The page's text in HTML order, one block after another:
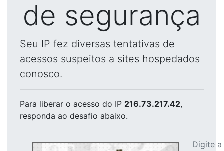
de segurança
Seu IP fez diversas tentativas de
acessos suspeitos a sites hospedados
conosco.
Para liberar o acesso do IP 216.73.217.42,
responda ao desafio abaixo.
Digite